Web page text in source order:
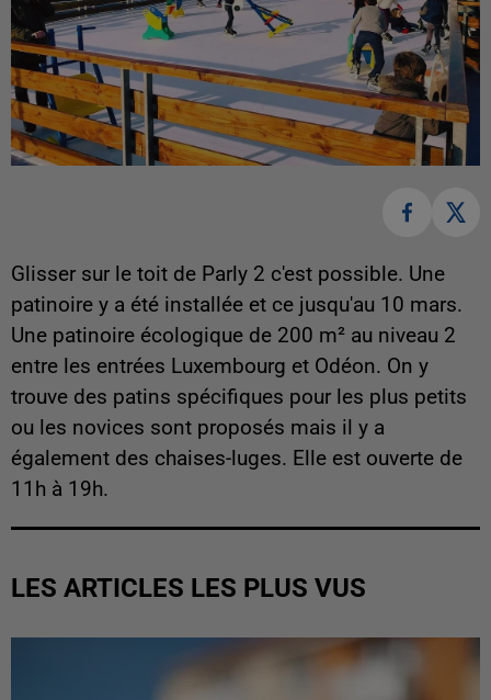
Glisser sur le toit de Parly 2 c'est possible. Une
patinoire y a été installée et ce jusqu'au 10 mars.
Une patinoire écologique de 200 m² au niveau 2
entre les entrées Luxembourg et Odéon. On y
trouve des patins spécifiques pour les plus petits
ou les novices sont proposés mais il y a
également des chaises-luges. Elle est ouverte de
11h à 19h.
LES ARTICLES LES PLUS VUS